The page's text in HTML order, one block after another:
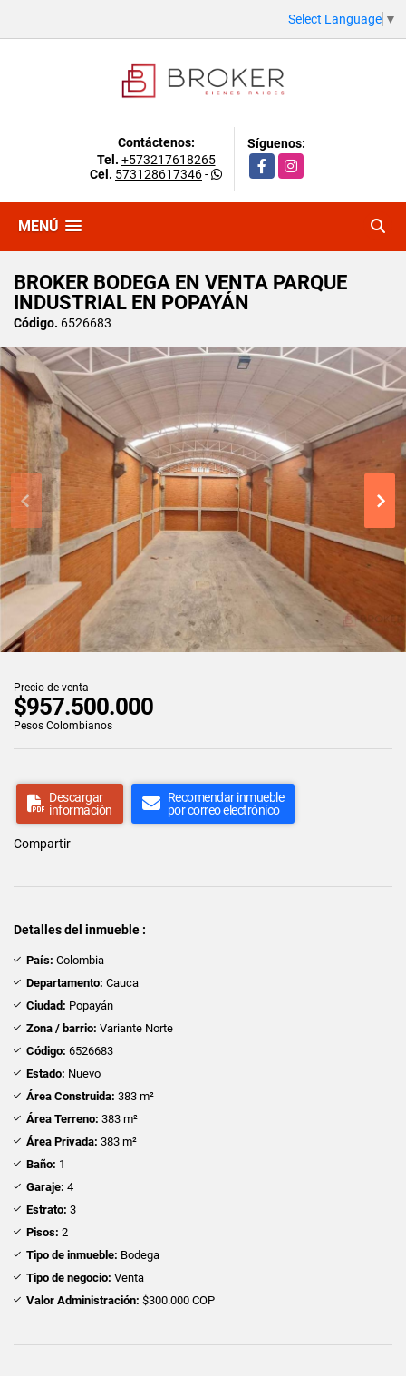
Select Language ▼
Contáctenos:
Tel. +573217618265
Cel. 573128617346-
Síguenos:
FacebookInstagram
MENÚ
BROKER BODEGA EN VENTA PARQUE
INDUSTRIAL EN POPAYÁN
Código. 6526683
Precio de venta
$957.500.000
Pesos Colombianos
Descargar
información
Recomendar inmueble
por correo electrónico
Compartir
Detalles del inmueble :
País: Colombia
Departamento: Cauca
Ciudad: Popayán
Zona / barrio: Variante Norte
Código: 6526683
Estado: Nuevo
Área Construida: 383 m²
Área Terreno: 383 m²
Área Privada: 383 m²
Baño: 1
Garaje: 4
Estrato: 3
Pisos: 2
Tipo de inmueble: Bodega
Tipo de negocio: Venta
Valor Administración: $300.000 COP